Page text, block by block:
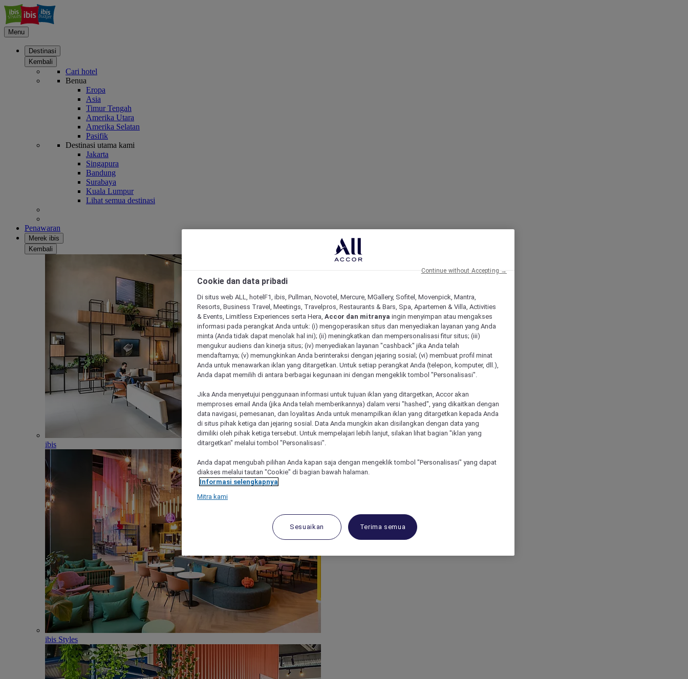
Menu
Destinasi
Kembali
Cari hotel
Benua
Eropa
Asia
Timur Tengah
Amerika Utara
Amerika Selatan
Pasifik
Destinasi utama kami
Jakarta
Singapura
Bandung
Surabaya
Kuala Lumpur
Lihat semua destinasi
Penawaran
Merek ibis
Kembali
ibis
ibis Styles
Cookie dan data pribadi
Di situs web ALL, hotelF1, ibis, Pullman, Novotel, Mercure, MGallery, Sofitel, Movenpick, Mantra,
Resorts, Business Travel, Meetings, Travelpros, Restaurants & Bars, Spa, Apartemen & Villa, Activities
& Events, Limitless Experiences serta Hera, Accor dan mitranya ingin menyimpan atau mengakses
informasi pada perangkat Anda untuk: (i) mengoperasikan situs dan menyediakan layanan yang Anda
minta (Anda tidak dapat menolak hal ini); (ii) meningkatkan dan mempersonalisasi fitur situs; (iii)
mengukur audiens dan kinerja situs; (iv) menyediakan layanan "cashback" jika Anda telah
mendaftarnya; (v) memungkinkan Anda berinteraksi dengan jejaring sosial; (vi) membuat profil minat
Anda untuk menawarkan iklan yang ditargetkan. Untuk setiap perangkat Anda (telepon, komputer, dll.),
Anda dapat memilih di antara berbagai kegunaan ini dengan mengeklik tombol "Personalisasi".
Jika Anda menyetujui penggunaan informasi untuk tujuan iklan yang ditargetkan, Accor akan
memproses email Anda (jika Anda telah memberikannya) dalam versi "hashed", yang dikaitkan dengan
data navigasi, pemesanan, dan loyalitas Anda untuk menampilkan iklan yang ditargetkan kepada Anda
di situs pihak ketiga dan jejaring sosial. Data Anda mungkin akan disilangkan dengan data yang
dimiliki oleh pihak ketiga tersebut. Untuk mempelajari lebih lanjut, silakan lihat bagian "iklan yang
ditargetkan" melalui tombol "Personalisasi".
Anda dapat mengubah pilihan Anda kapan saja dengan mengeklik tombol "Personalisasi" yang dapat
diakses melalui tautan "Cookie" di bagian bawah halaman.
Informasi selengkapnya
Mitra kami
Sesuaikan Terima semua
Continue without Accepting →